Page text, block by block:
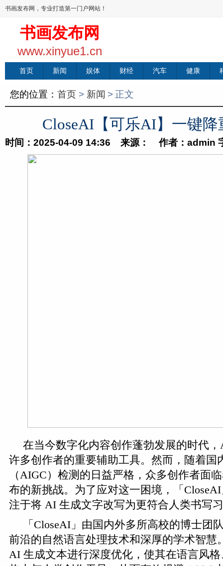
书画发布网，专业打造第一门户网站！
书画发布网
www.xinyue1.cn
首页 新闻 娱体 财经 汽车 健康
您的位置： 首页 > 新闻 > 正文
CloseAI【可乐AI】一键降
时间：2025-04-09 14:36 来源： 作者：admin
在当今数字化内容创作蓬勃发展的时代
许多创作者的重要辅助工具。然而，随着国
（AIGC）检测的日益严格，众多创作者面
布的新挑战。为了应对这一困境，「
注于将 AI 生成文字改写为更符合人类书写
「CloseAI」由国内外多所高校的博士团
前沿的自然语言处理技术和深厚的学术智慧
AI 生成文本进行深度优化，使其在语言风